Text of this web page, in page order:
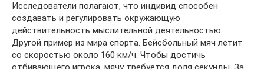
Исследователи полагают, что индивид способен
создавать и регулировать окружающую
действительность мыслительной деятельностью.
Другой пример из мира спорта. Бейсбольный мяч летит
со скоростью около 160 км/ч. Чтобы достичь